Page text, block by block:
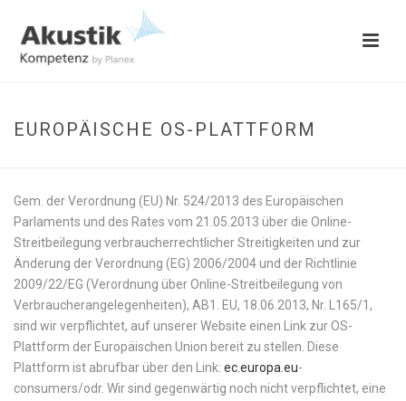
EUROPÄISCHE OS-PLATTFORM
Gem. der Verordnung (EU) Nr. 524/2013 des Europäischen
Parlaments und des Rates vom 21.05.2013 über die Online-
Streitbeilegung verbraucherrechtlicher Streitigkeiten und zur
Änderung der Verordnung (EG) 2006/2004 und der Richtlinie
2009/22/EG (Verordnung über Online-Streitbeilegung von
Verbraucherangelegenheiten), AB1. EU, 18.06.2013, Nr. L165/1,
sind wir verpflichtet, auf unserer Website einen Link zur OS-
Plattform der Europäischen Union bereit zu stellen. Diese
Plattform ist abrufbar über den Link: ec.europa.eu-
consumers/odr. Wir sind gegenwärtig noch nicht verpflichtet, eine